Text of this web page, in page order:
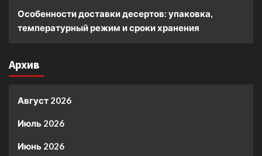
Особенности доставки десертов: упаковка,
температурный режим и сроки хранения
Архив
Август 2026
Июль 2026
Июнь 2026